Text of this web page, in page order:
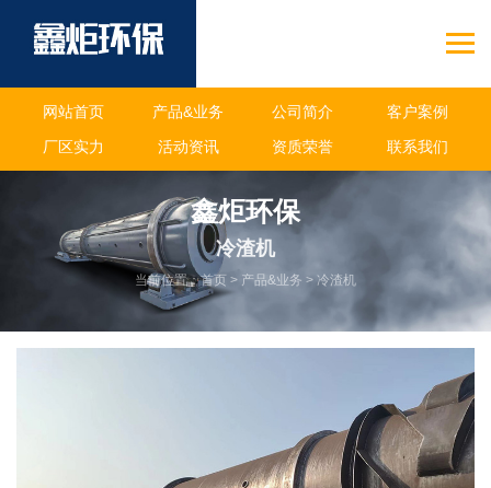
网站首页 产品&业务 公司简介
客户案例
厂区实力
活动资讯 资质荣誉 联系我们
鑫炬环保
冷渣机
当前位置：首页 > 产品&业务 > 冷渣机